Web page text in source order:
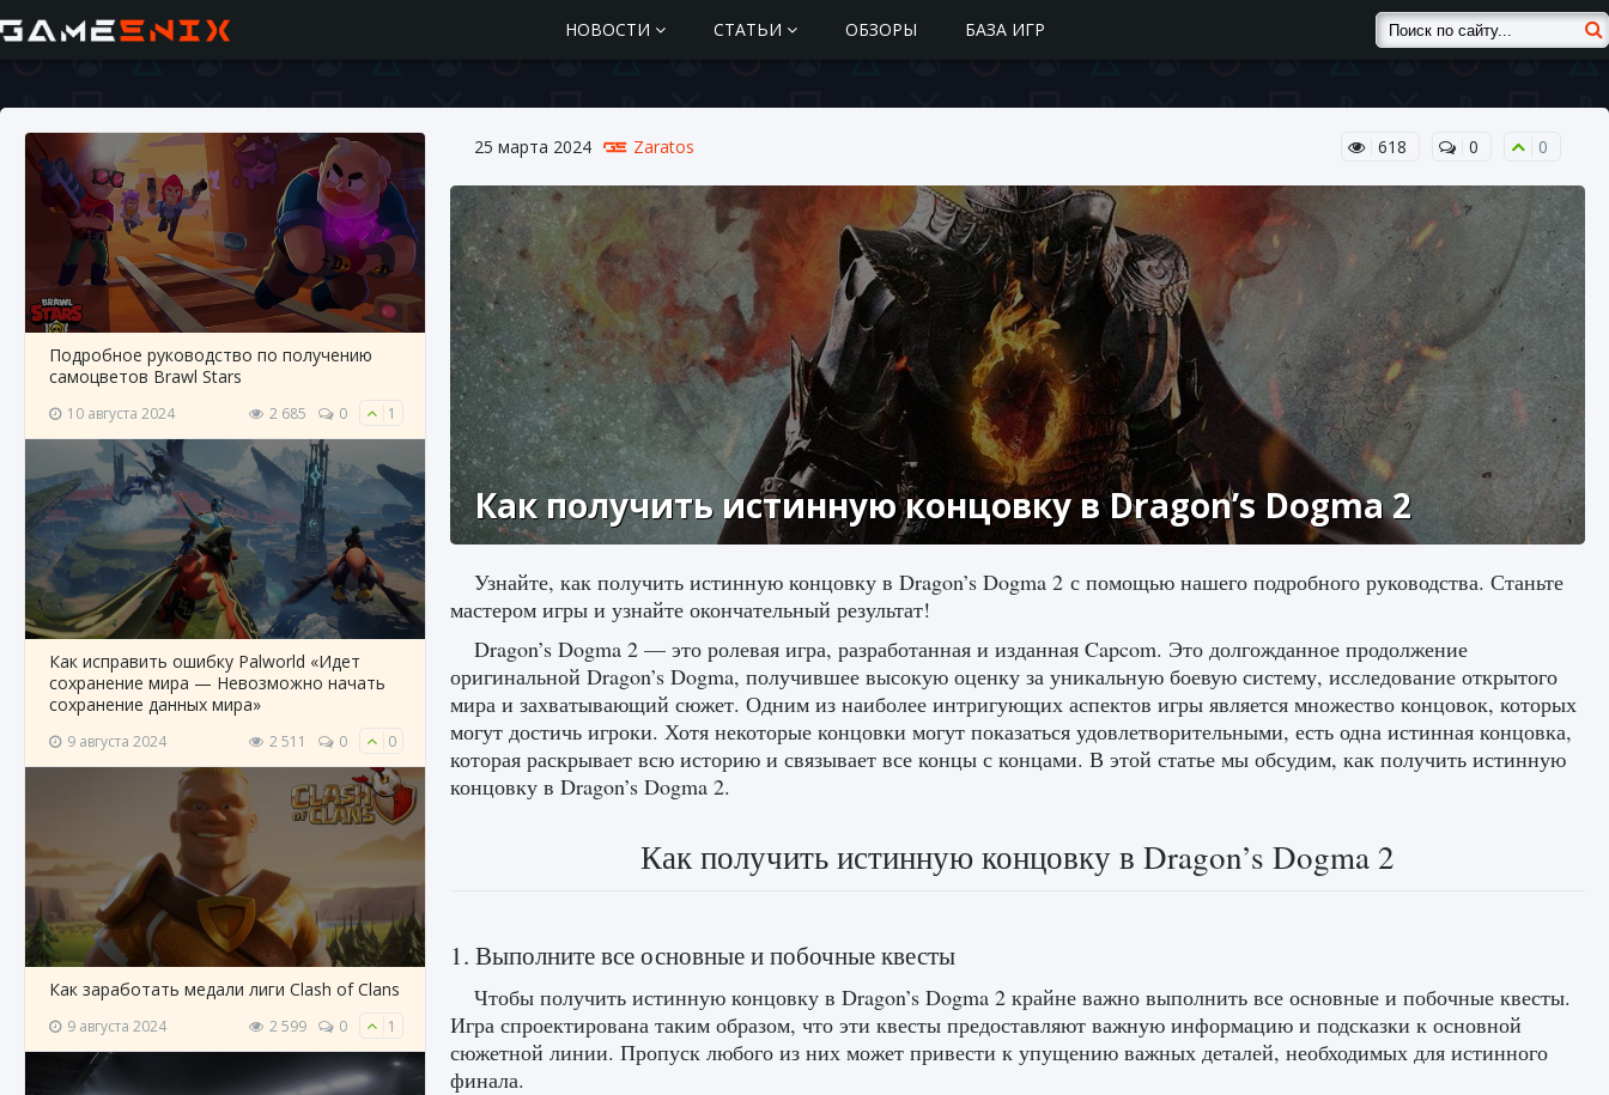
НОВОСТИ СТАТЬИ ОБЗОРЫ БАЗА ИГР
Подробное руководство по получению
самоцветов Brawl Stars
10 августа 2024 2 685 0 1
Как исправить ошибку Palworld «Идет
сохранение мира — Невозможно начать
сохранение данных мира»
9 августа 2024 2 511 0 0
Как заработать медали лиги Clash of Clans
9 августа 2024 2 599 0 1
25 марта 2024 Zaratos 618 0 0
Как получить истинную концовку в Dragon’s Dogma 2
Узнайте, как получить истинную концовку в Dragon’s Dogma 2 с помощью нашего подробного руководства. Станьте
мастером игры и узнайте окончательный результат!
Dragon’s Dogma 2 — это ролевая игра, разработанная и изданная Capcom. Это долгожданное продолжение
оригинальной Dragon’s Dogma, получившее высокую оценку за уникальную боевую систему, исследование открытого
мира и захватывающий сюжет. Одним из наиболее интригующих аспектов игры является множество концовок, которых
могут достичь игроки. Хотя некоторые концовки могут показаться удовлетворительными, есть одна истинная концовка,
которая раскрывает всю историю и связывает все концы с концами. В этой статье мы обсудим, как получить истинную
концовку в Dragon’s Dogma 2.
Как получить истинную концовку в Dragon’s Dogma 2
1. Выполните все основные и побочные квесты
Чтобы получить истинную концовку в Dragon’s Dogma 2 крайне важно выполнить все основные и побочные квесты.
Игра спроектирована таким образом, что эти квесты предоставляют важную информацию и подсказки к основной
сюжетной линии. Пропуск любого из них может привести к упущению важных деталей, необходимых для истинного
финала.